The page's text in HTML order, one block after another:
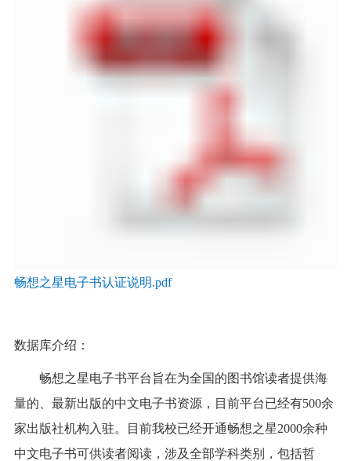
畅想之星电子书认证说明.pdf
数据库介绍：
畅想之星电子书平台旨在为全国的图书馆读者提供海
量的、最新出版的中文电子书资源，目前平台已经有500余
家出版社机构入驻。目前我校已经开通畅想之星2000余种
中文电子书可供读者阅读，涉及全部学科类别，包括哲